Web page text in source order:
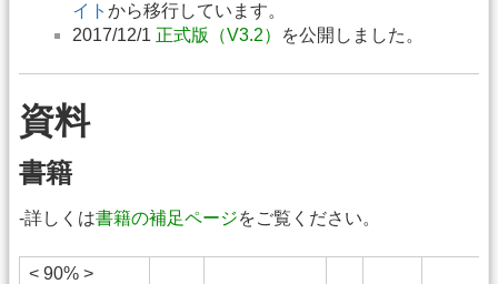
イト から移行しています。
2017/12/1 正式版（V3.2） を公開しました。
資料
書籍
-詳しくは書籍の補足ページをご覧ください。
< 90% >